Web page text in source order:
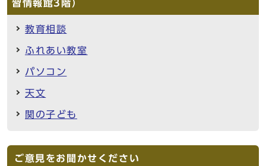
習情報館3階）
教育相談
ふれあい教室
パソコン
天文
関の子ども
ご意見をお聞かせください